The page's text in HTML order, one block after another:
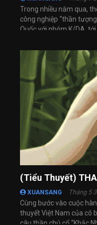
Trong nhiều năm qua,
công nghiệp “thần
Quốc với nhóm K/DA, tới
(Tiểu Thuyết)
XUANSANG Tháng 5
Cùng bước vào cuộc
thuyết Việt Nam của cô
câu thần chú cổ “Khắc